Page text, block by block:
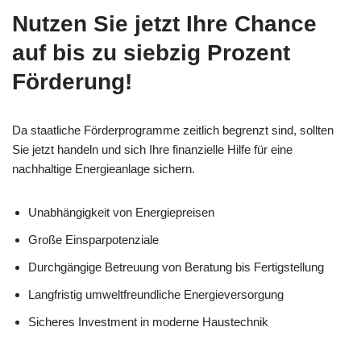
Nutzen Sie jetzt Ihre Chance
auf bis zu siebzig Prozent
Förderung!
Da staatliche Förderprogramme zeitlich begrenzt sind, sollten
Sie jetzt handeln und sich Ihre finanzielle Hilfe für eine
nachhaltige Energieanlage sichern.
Unabhängigkeit von Energiepreisen
Große Einsparpotenziale
Durchgängige Betreuung von Beratung bis Fertigstellung
Langfristig umweltfreundliche Energieversorgung
Sicheres Investment in moderne Haustechnik